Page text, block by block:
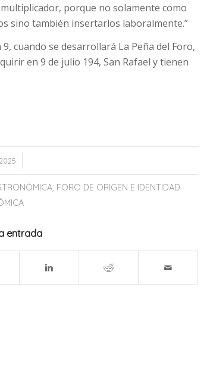
porque no solamente como
sino también insertarlos laboralmente.”
cuando se desarrollará La Peña del Foro,
en 9 de julio 194, San Rafael y tienen
, FORO DE ORIGEN E IDENTIDAD
entrada